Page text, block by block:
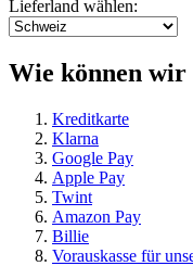
Lieferland wählen:
Wie können
Kreditkarte
Klarna
Google Pay
Apple Pay
Twint
Amazon Pay
Billie
Vorauskasse für